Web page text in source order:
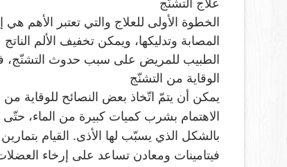
علاج التشنّج
الخطوة الأولى للعلاج والتي تعتبر الأهم
المصابة وتدليكها، ويمكن تخفيف الألم
الطبيب للمريض على سبب حدوث التشنّج،
الوقاية من التشنّج
يمكن أن يتمّ اتّخاذ بعض النصائح للوقاية
الاهتمام بشرب كميات كبيرة من الماء،
بالشكل الذي يسبّب لها الأذى. القيام
فيتامينات ومعادن تساعد على إرخاء